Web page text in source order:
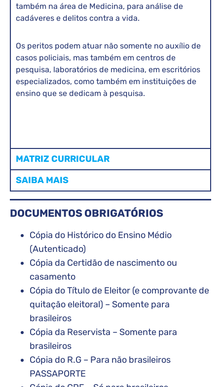
também na área de Medicina, para análise de
cadáveres e delitos contra a vida.
Os peritos podem atuar não somente no auxílio de
casos policiais, mas também em centros de
pesquisa, laboratórios de medicina, em escritórios
especializados, como também em instituições de
ensino que se dedicam à pesquisa.
MATRIZ CURRICULAR
SAIBA MAIS
DOCUMENTOS OBRIGATÓRIOS
Cópia do Histórico do Ensino Médio
(Autenticado)
Cópia da Certidão de nascimento ou
casamento
Cópia do Título de Eleitor (e comprovante de
quitação eleitoral) – Somente para
brasileiros
Cópia da Reservista – Somente para
brasileiros
Cópia do R.G – Para não brasileiros
PASSAPORTE